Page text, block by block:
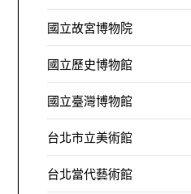
國立故宮博物院
國立歷史博物館
國立臺灣博物館
台北市立美術館
台北當代藝術館